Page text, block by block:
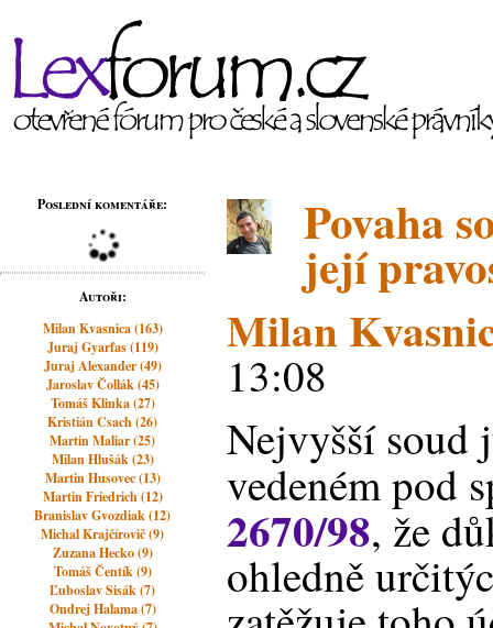
Poslední komentáře:
Autoři:
Milan Kvasnica (163)
Juraj Gyarfas (119)
Juraj Alexander (49)
Jaroslav Čollák (45)
Tomáš Klinka (27)
Kristián Csach (26)
Martin Maliar (25)
Milan Hlušák (23)
Martin Husovec (13)
Martin Friedrich (12)
Branislav Gvozdiak (12)
Michal Krajčírovič (9)
Zuzana Hecko (9)
Tomáš Čentík (9)
Ľuboslav Sisák (7)
Ondrej Halama (7)
Povaha
její
Milan
13:08
Nejvyšší soud
vedeném pod
2670/98, že
ohledně